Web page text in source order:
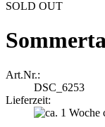
SOLD OUT
Art.Nr.:
DSC_6253
Lieferzeit: